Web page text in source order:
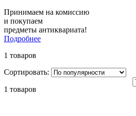
Принимаем на комиссию
и покупаем
предметы антиквариата!
Подробнее
1 товаров
Сортировать:
1 товаров